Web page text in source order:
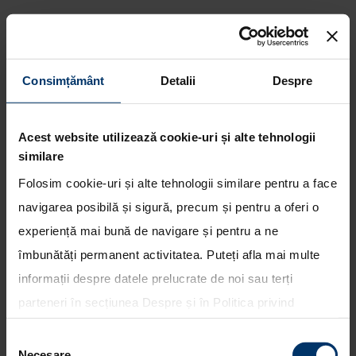
Consimțământ Detalii Despre
Acest website utilizează cookie-uri și alte tehnologii
similare
Folosim cookie-uri și alte tehnologii similare pentru a face
navigarea posibilă și sigură, precum și pentru a oferi o
experiență mai bună de navigare și pentru a ne
îmbunătăți permanent activitatea. Puteți afla mai multe
informații despre datele prelucrate de noi sau terți
parteneri în secțiunea Despre și în Politica privind
toate cookie-urile, una sau mai multe categorii sau să
Hyundai Motorsport ramane in
lupta pentru locul secund in
Campionatul Mondial de Raliuri
WRC